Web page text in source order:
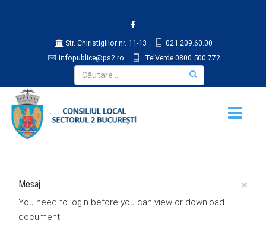
Str. Chiristigiilor nr. 11-13
021.209.60.00
infopublice@ps2.ro
TelVerde 0800.500.772
×
Mesaj
You need to login before you can view or download
document